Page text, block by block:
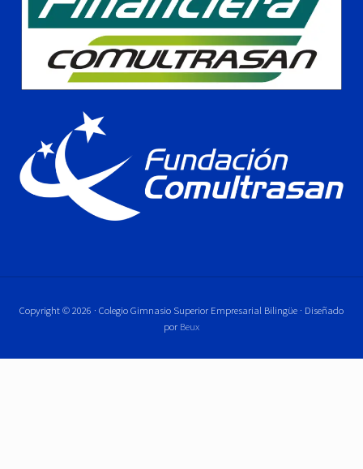
Copyright © 2026 · Colegio Gimnasio Superior Empresarial Bilingüe · Diseñado
por Beux